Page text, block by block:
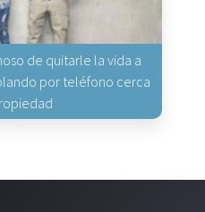
de quitarle la vida a
por teléfono cerca